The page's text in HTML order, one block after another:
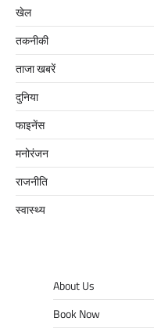
खेल
तकनीकी
ताजा खबरें
दुनिया
फाइनेंस
मनोरंजन
राजनीति
स्वास्थ्य
About Us
Book Now